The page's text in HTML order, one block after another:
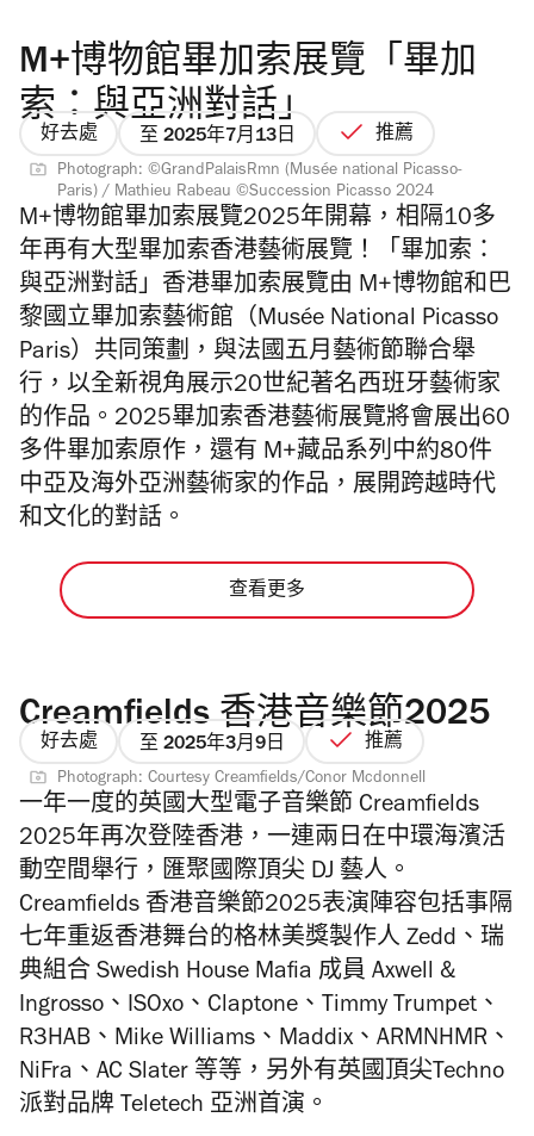
M+博物館畢加索展覽「畢加
索：與亞洲對話」
好去處 至 2025年7月13日 推薦
Photograph: ©GrandPalaisRmn (Musée national Picasso-
Paris) / Mathieu Rabeau ©Succession Picasso 2024
M+博物館畢加索展覽2025年開幕，相隔10多
年再有大型畢加索香港藝術展覽！「畢加索：
與亞洲對話」香港畢加索展覽由 M+博物館和巴
黎國立畢加索藝術館（Musée National Picasso
Paris）共同策劃，與法國五月藝術節聯合舉
行， 以全新視角展示20世紀著名西班牙藝術家
的作品。2025畢加索香港藝術展覽將會展出60
多件畢加索原作，還有 M+藏品系列中約80件
中亞及海外亞洲藝術家的作品，展開跨越時代
和文化的對話。
查看更多
Creamfields 香港音樂節2025
好去處 至 2025年3月9日 推薦
Photograph: Courtesy Creamfields/Conor Mcdonnell
一年一度的英國大型電子音樂節 Creamfields
2025年再次登陸香港， 一連兩日在中環海濱活
動空間舉行，匯聚國際頂尖 DJ 藝人。
Creamfields 香港音樂節2025表演陣容包括事隔
七年重返香港舞台的格林美獎製作人 Zedd、瑞
典組合 Swedish House Mafia 成員 Axwell &
Ingrosso、ISOxo、Claptone、Timmy Trumpet、
R3HAB、Mike Williams、Maddix、ARMNHMR、
NiFra、AC Slater 等等，另外有英國頂尖Techno
派對品牌 Teletech 亞洲首演。